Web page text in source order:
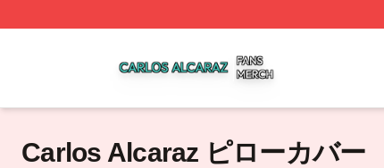
Carlos Alcaraz ピローカバー